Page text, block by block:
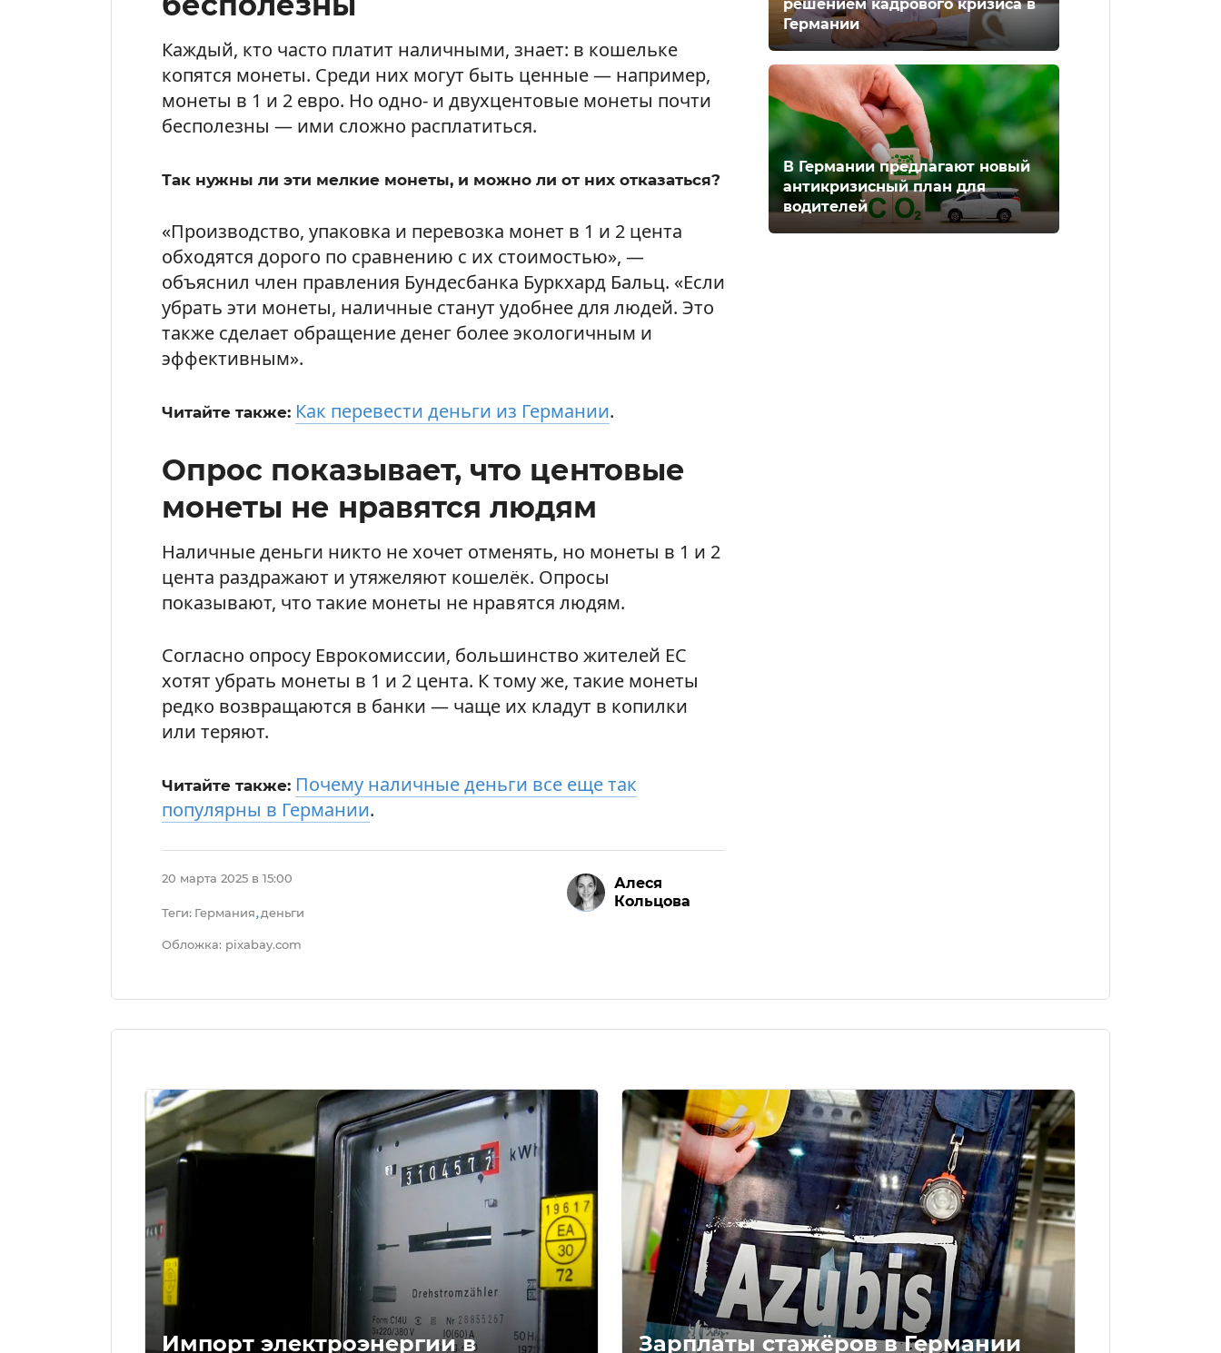
Каждый, кто часто платит наличными, знает: в кошельке
копятся монеты. Среди них могут быть ценные — например,
монеты в 1 и 2 евро. Но одно- и двухцентовые монеты почти
бесполезны — ими сложно расплатиться.
Так нужны ли эти мелкие монеты, и можно ли от них отказаться?
«Производство, упаковка и перевозка монет в 1 и 2 цента
обходятся дорого по сравнению с их стоимостью», —
объяснил член правления Бундесбанка Буркхард Бальц. «Если
убрать эти монеты, наличные станут удобнее для людей. Это
также сделает обращение денег более экологичным и
эффективным».
Читайте также: Как перевести деньги из Германии.
Опрос показывает, что центовые
монеты не нравятся людям
Наличные деньги никто не хочет отменять, но монеты в 1 и 2
цента раздражают и утяжеляют кошелёк. Опросы
показывают, что такие монеты не нравятся людям.
Согласно опросу Еврокомиссии, большинство жителей ЕС
хотят убрать монеты в 1 и 2 цента. К тому же, такие монеты
редко возвращаются в банки — чаще их кладут в копилки
или теряют.
Читайте также: Почему наличные деньги все еще так
популярны в Германии.
20 марта 2025 в 15:00
Теги: Германия, деньги
Обложка: pixabay.com
Алеся
Кольцова
решением кадрового кризиса в
Германии
В Германии предлагают новый
антикризисный план для
водителей
Импорт электроэнергии в Зарплаты стажёров в Германии